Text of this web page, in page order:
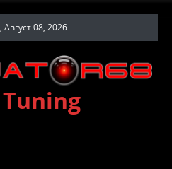
Август 08, 2026